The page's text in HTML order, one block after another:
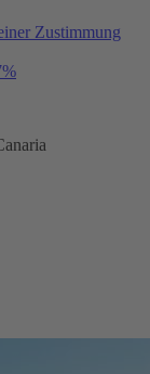
Zustimmung